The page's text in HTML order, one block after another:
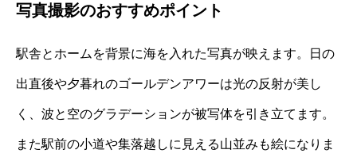
写真撮影のおすすめポイント
駅舎とホームを背景に海を入れた写真が映えます。日の
出直後や夕暮れのゴールデンアワーは光の反射が美し
く、波と空のグラデーションが被写体を引き立てます。
また駅前の小道や集落越しに見える山並みも絵になりま